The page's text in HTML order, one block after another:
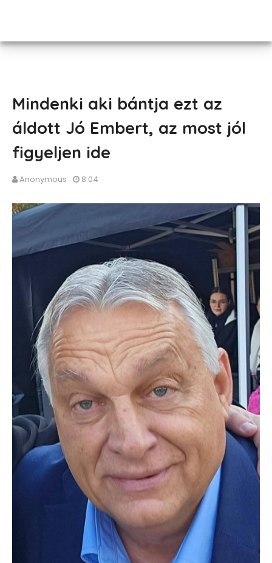
Mindenki aki bántja ezt az
áldott Jó Embert, az most jól
figyeljen ide
Anonymous 8:04